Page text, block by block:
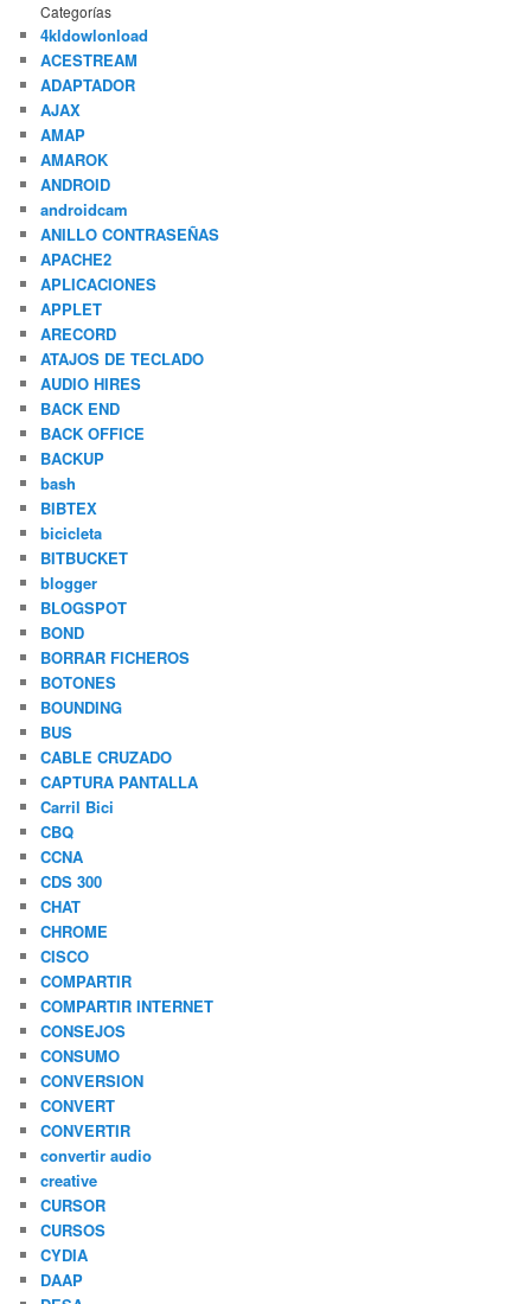
Categorías
4kldowlonload
ACESTREAM
ADAPTADOR
AJAX
AMAP
AMAROK
ANDROID
androidcam
ANILLO CONTRASEÑAS
APACHE2
APLICACIONES
APPLET
ARECORD
ATAJOS DE TECLADO
AUDIO HIRES
BACK END
BACK OFFICE
BACKUP
bash
BIBTEX
bicicleta
BITBUCKET
blogger
BLOGSPOT
BOND
BORRAR FICHEROS
BOTONES
BOUNDING
BUS
CABLE CRUZADO
CAPTURA PANTALLA
Carril Bici
CBQ
CCNA
CDS 300
CHAT
CHROME
CISCO
COMPARTIR
COMPARTIR INTERNET
CONSEJOS
CONSUMO
CONVERSION
CONVERT
CONVERTIR
convertir audio
creative
CURSOR
CURSOS
CYDIA
DAAP